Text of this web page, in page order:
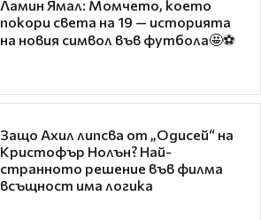
Ламин Ямал: Момчето, което
покори света на 19 — историята
на новия символ във футбола🤩⚽
Защо Ахил липсва от „Одисей“ на
Кристофър Нолън? Най-
странното решение във филма
всъщност има логика